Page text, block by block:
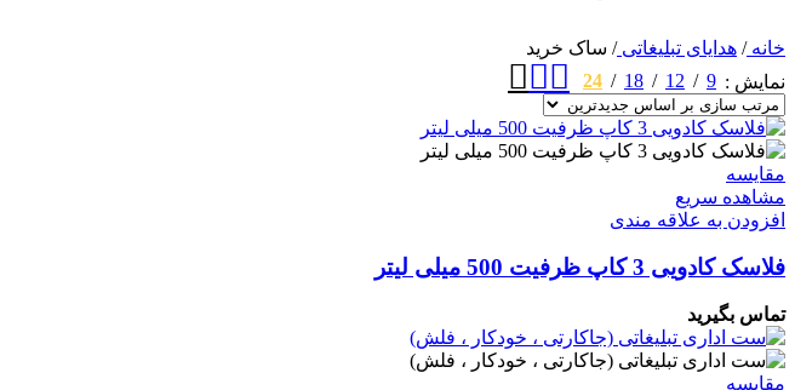
خانه/ هدایای تبلیغاتی/ ساک خرید
نمایش
9
12
18
24
مقایسه
مشاهده سریع
افزودن به علاقه مندی
فلاسک کادویی 3 کاپ ظرفیت 500 میلی لیتر
تماس بگیرید
مقایسه